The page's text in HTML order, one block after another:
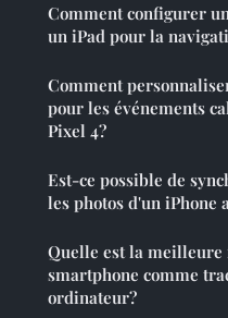
Comment configurer
un iPad pour la
Comment
pour les événements
Pixel 4?
Est-ce possible de
les photos d'un iPhone
Quelle est la
smartphone comme
ordinateur?